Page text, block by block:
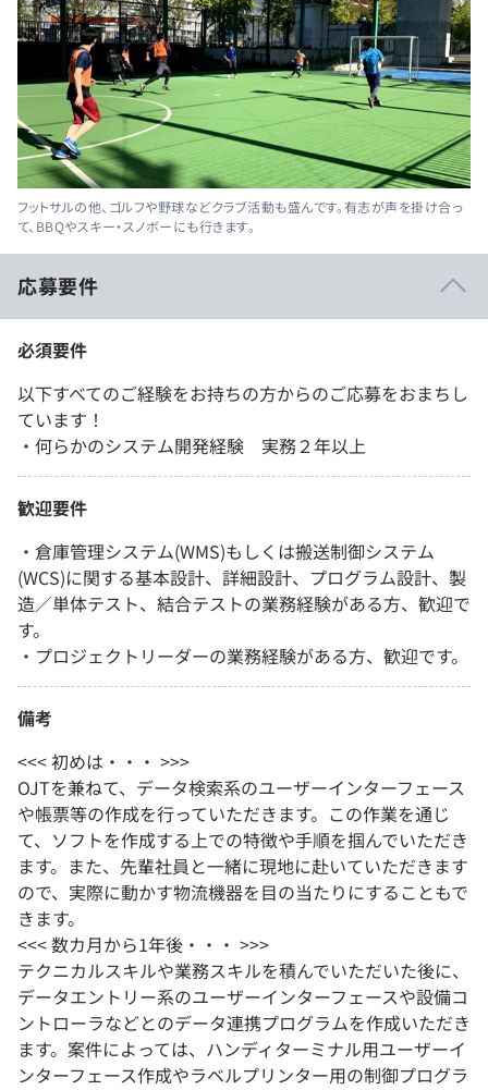
フットサルの他、ゴルフや野球などクラブ活動も盛んです。有志が声を掛け合っ
て、BBQやスキー・スノボーにも行きます。
応募要件
必須要件
以下すべてのご経験をお持ちの方からのご応募をおまちし
ています！
・何らかのシステム開発経験 実務２年以上
歓迎要件
・倉庫管理システム(WMS)もしくは搬送制御システム
(WCS)に関する基本設計、詳細設計、プログラム設計、製
造／単体テスト、結合テストの業務経験がある方、歓迎で
す。
・プロジェクトリーダーの業務経験がある方、歓迎です。
備考
<<< 初めは・・・ >>>
OJTを兼ねて、データ検索系のユーザーインターフェース
や帳票等の作成を行っていただきます。この作業を通じ
て、ソフトを作成する上での特徴や手順を掴んでいただき
ます。また、先輩社員と一緒に現地に赴いていただきます
ので、実際に動かす物流機器を目の当たりにすることもで
きます。
<<< 数カ月から1年後・・・ >>>
テクニカルスキルや業務スキルを積んでいただいた後に、
データエントリー系のユーザーインターフェースや設備コ
ントローラなどとのデータ連携プログラムを作成いただき
ます。案件によっては、ハンディターミナル用ユーザーイ
ンターフェース作成やラベルプリンター用の制御プログラ